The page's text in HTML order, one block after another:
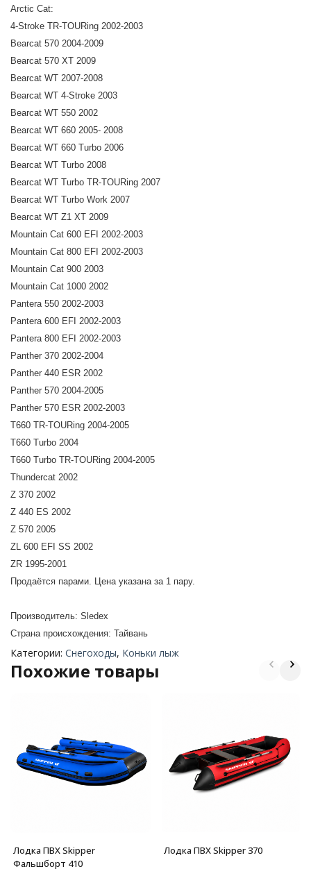
Arctic Сat:
4-Stroke TR-TOURing 2002-2003
Bearcat 570 2004-2009
Bearcat 570 XT 2009
Bearcat WT 2007-2008
Bearcat WT 4-Stroke 2003
Bearcat WT 550 2002
Bearcat WT 660 2005- 2008
Bearcat WT 660 Turbo 2006
Bearcat WT Turbo 2008
Bearcat WT Turbo TR-TOURing 2007
Bearcat WT Turbo Work 2007
Bearcat WT Z1 XT 2009
Mountain Cat 600 EFI 2002-2003
Mountain Cat 800 EFI 2002-2003
Mountain Cat 900 2003
Mountain Cat 1000 2002
Pantera 550 2002-2003
Pantera 600 EFI 2002-2003
Pantera 800 EFI 2002-2003
Panther 370 2002-2004
Panther 440 ESR 2002
Panther 570 2004-2005
Panther 570 ESR 2002-2003
T660 TR-TOURing 2004-2005
T660 Turbo 2004
T660 Turbo TR-TOURing 2004-2005
Thundercat 2002
Z 370 2002
Z 440 ES 2002
Z 570 2005
ZL 600 EFI SS 2002
ZR 1995-2001
Продаётся парами. Цена указана за 1 пару.
Производитель: Sledex
Страна происхождения: Тайвань
Категории: Снегоходы, Коньки лыж
Похожие товары
Лодка ПВХ Skipper
Фальшборт 410
Лодка ПВХ Skipper 370